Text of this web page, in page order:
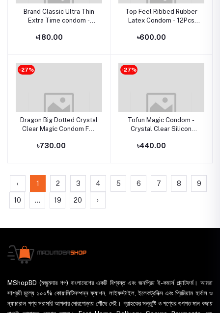
Brand Classic Ultra Thin
Extra Time condom -
৳180.00
Top Feel Ribbed Rubber
Latex Condom - 12Pcs
৳600.00
-27%
Dragon Big Dotted Crystal
Clear Magic Condom For
৳730.00
-27%
Tofun Magic Condom -
Crystal Clear Silicon
Yellow
৳440.00
‹ 1 2 3 4 5 6 7 8 9
10 ... 19 20 ›
MShopBD (মজুমদার শপ) বাংলাদেশের একটি বিশ্বস্ত এবং জনপ্রিয় ই-কমার্স প্ল্যাটফর্ম। আমরা
সাশ্রয়ী মূল্যে ১০০% কোয়ালিটিসম্পন্ন ফ্যাশন, লাইফস্টাইল, ইলেকট্রনিক্স এবং প্রিমিয়াম হার্বাল ও
ন্যাচারাল পণ্য সরাসরি আপনার দোরগোড়ায় পৌঁছে দেই। গ্রাহকের সন্তুষ্টি ও পণ্যের গুণগত মান বজায়